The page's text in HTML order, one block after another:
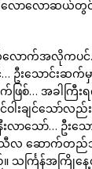
။ လောလောဆ
လောက်အလိုကပ
… ဦးသောင်း
ြစ်… အခါကြီး
ချင်သော်လည်း
နီးလာသော်… ဦ
ဆောက်တည်သူမျ
င်္ကြန်အကြို